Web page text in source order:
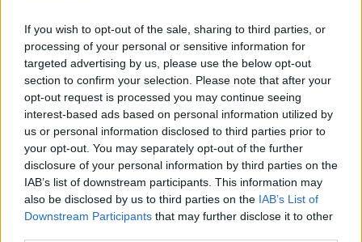
If you wish to opt-out of the sale, sharing to third parties, or
processing of your personal or sensitive information for
targeted advertising by us, please use the below opt-out
section to confirm your selection. Please note that after your
opt-out request is processed you may continue seeing
interest-based ads based on personal information utilized by
us or personal information disclosed to third parties prior to
your opt-out. You may separately opt-out of the further
disclosure of your personal information by third parties on the
IAB’s list of downstream participants. This information may
also be disclosed by us to third parties on the IAB’s List of
Downstream Participants that may further disclose it to other
Videók
Kisállatok egészsége
#allergia #influenza#cukorbetegség
#orvosmeteorológia#vérnyomás #stroke#rákbetegség
#pajzsmirigy#reflux#ekcéma#herpesz
Regisztráció
Betegségek Szív- és érrendszeri betegségek